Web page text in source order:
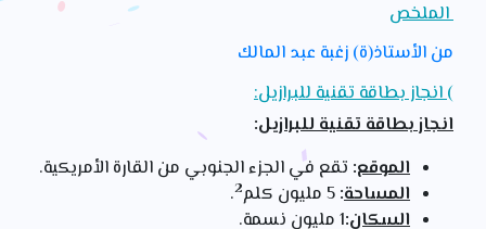
الملخص
من الأستاذ(ة) زغبة عبد المالك
) انجاز بطاقة تقنية للبرازيل:
انجاز بطاقة تقنية للبرازيل:
الموقع: تقع في الجزء الجنوبي من القارة الأمريكية.
المساحة: 5 مليون كلم 2
.
السكان:1 مليون نسمة.